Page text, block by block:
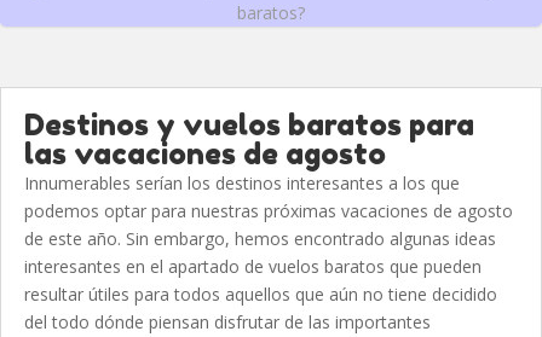
baratos?
Destinos y vuelos baratos para
las vacaciones de agosto
Innumerables serían los destinos interesantes a los que
podemos optar para nuestras próximas vacaciones de agosto
de este año. Sin embargo, hemos encontrado algunas ideas
interesantes en el apartado de vuelos baratos que pueden
resultar útiles para todos aquellos que aún no tiene decidido
del todo dónde piensan disfrutar de las importantes